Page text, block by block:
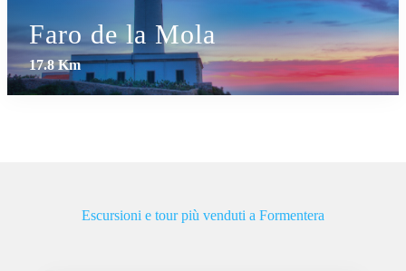
Faro de la Mola
17.8 Km
Escursioni e tour più venduti a Formentera